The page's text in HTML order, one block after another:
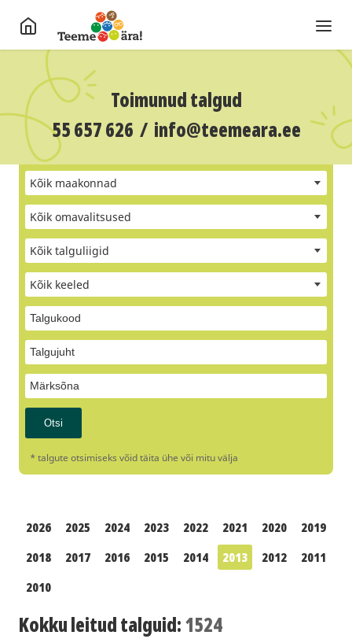
Toimunud talgud
55 657 626 / info@teemeara.ee
Kõik maakonnad
Kõik omavalitsused
Kõik talguliigid
Kõik keeled
* talgute otsimiseks võid täita ühe või mitu välja
2026 2025 2024 2023 2022 2021 2020
2019
2018
2017 2016 2015 2014 2013 2012
2011
2010
Kokku leitud talguid:1524